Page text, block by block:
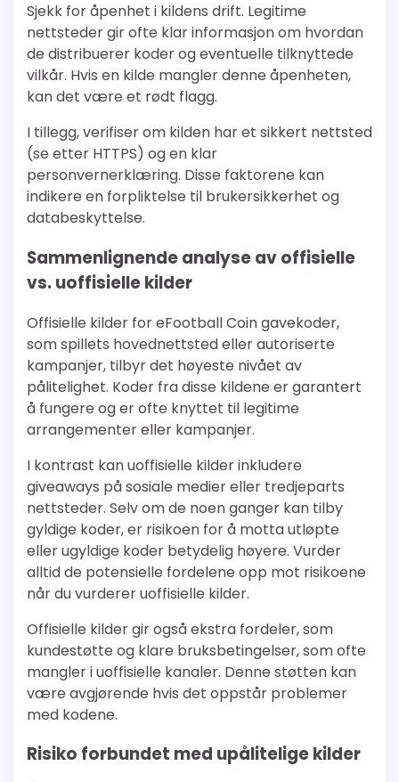
Sjekk for åpenhet i kildens drift. Legitime
nettsteder gir ofte klar informasjon om hvordan
de distribuerer koder og eventuelle tilknyttede
vilkår. Hvis en kilde mangler denne åpenheten,
kan det være et rødt flagg.
I tillegg, verifiser om kilden har et sikkert nettsted
(se etter HTTPS) og en klar
personvernerklæring. Disse faktorene kan
indikere en forpliktelse til brukersikkerhet og
databeskyttelse.
Sammenlignende analyse av offisielle
vs. uoffisielle kilder
Offisielle kilder for eFootball Coin gavekoder,
som spillets hovednettsted eller autoriserte
kampanjer, tilbyr det høyeste nivået av
pålitelighet. Koder fra disse kildene er garantert
å fungere og er ofte knyttet til legitime
arrangementer eller kampanjer.
I kontrast kan uoffisielle kilder inkludere
giveaways på sosiale medier eller tredjeparts
nettsteder. Selv om de noen ganger kan tilby
gyldige koder, er risikoen for å motta utløpte
eller ugyldige koder betydelig høyere. Vurder
alltid de potensielle fordelene opp mot risikoene
når du vurderer uoffisielle kilder.
Offisielle kilder gir også ekstra fordeler, som
kundestøtte og klare bruksbetingelser, som ofte
mangler i uoffisielle kanaler. Denne støtten kan
være avgjørende hvis det oppstår problemer
med kodene.
Risiko forbundet med upålitelige kilder